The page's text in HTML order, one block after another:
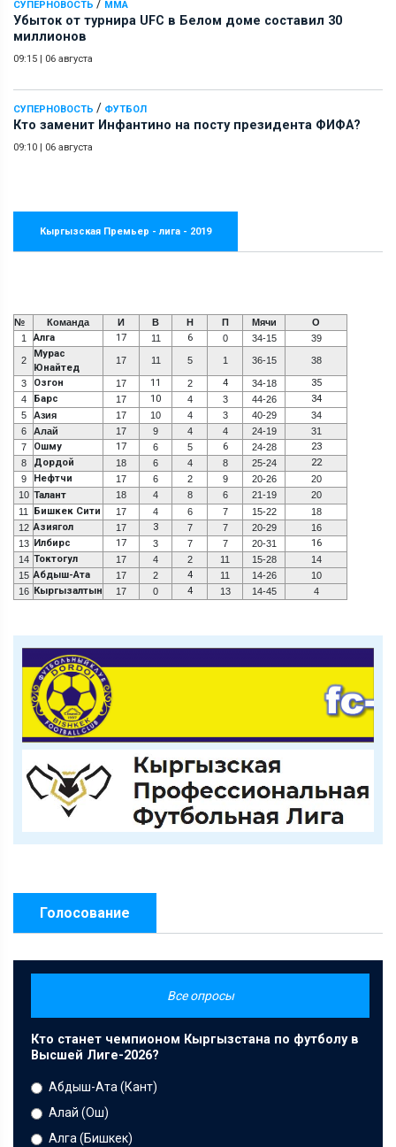
СУПЕРНОВОСТЬ / ММА
Убыток от турнира UFC в Белом доме составил 30
миллионов
09:15 | 06 августа
СУПЕРНОВОСТЬ / ФУТБОЛ
Кто заменит Инфантино на посту президента ФИФА?
09:10 | 06 августа
Кыргызская Премьер - лига - 2019
№ Команда И В Н П Мячи
О
1
Алга 17 11 6 0 34-15 39
2
Мурас
Юнайтед
17 11 5 1 36-15 38
3 Озгон 17 11 2 4 34-18 35
4 Барс 17 10 4 3 44-26 34
5 Азия 17 10 4 3 40-29
34
6
Алай 17 9 4 4 24-19
31
7
Ошму 17 6 5 6 24-28 23
8 Дордой 18 6 4 8 25-24 22
9 Нефтчи 17 6 2 9 20-26
20
10 Талант 18 4 8 6 21-19
20
11
Бишкек Сити 17 4 6 7 15-22
18
12 Азиягол 17 3 7 7 20-29
16
13 Илбирс 17 3 7 7 20-31 16
14 Токтогул 17 4 2 11 15-28
14
15 Абдыш-Ата 17 2 4 11 14-26
10
16 Кыргызалтын 17 0 4 13 14-45 4
Голосование
Все опросы
Кто станет чемпионом Кыргызстана по футболу в
Высшей Лиге-2026?
Абдыш-Ата (Кант)
Алай (Ош)
Алга (Бишкек)